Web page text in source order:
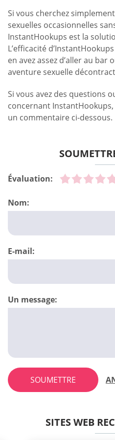
Si vous cherchez
sexuelles occasionnelles
InstantHookups est la
L’efficacité
en avez assez d’aller au
aventure sexuelle
Si vous avez des questions
concernant
un commentaire ci-dessous.
Évaluation:
Nom:
E-mail:
Un message:
SOUMETTRE
SITES WEB